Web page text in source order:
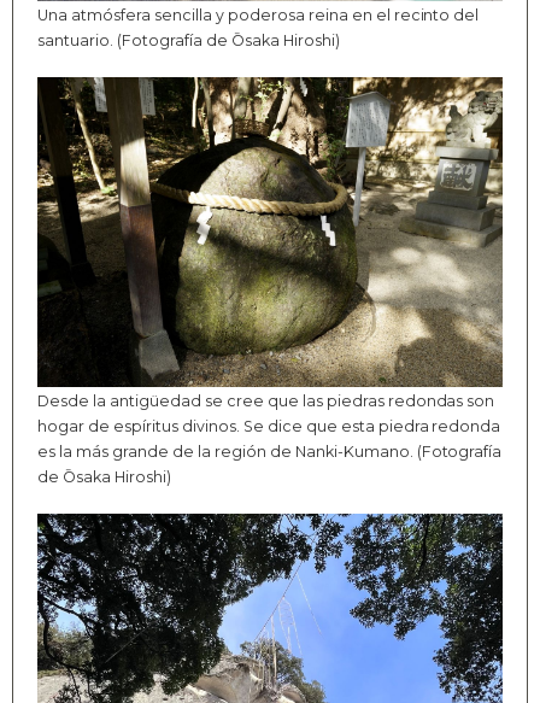
Una atmósfera sencilla y poderosa reina en el recinto del
santuario. (Fotografía de Ōsaka Hiroshi)
Desde la antigüedad se cree que las piedras redondas son
hogar de espíritus divinos. Se dice que esta piedra redonda
es la más grande de la región de Nanki-Kumano. (Fotografía
de Ōsaka Hiroshi)